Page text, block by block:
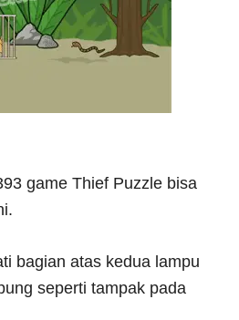
game Thief Puzzle bisa
bagian atas kedua lampu
seperti tampak pada